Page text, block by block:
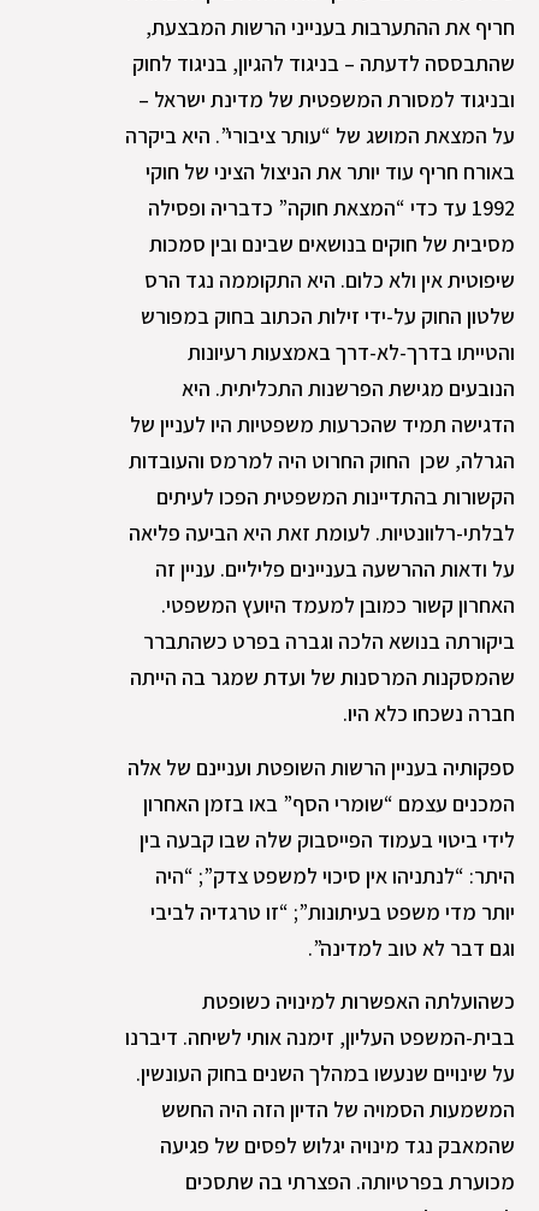
חריף את ההתערבות בענייני הרשות המבצעת,
שהתבססה לדעתה – בניגוד להגיון, בניגוד לחוק
ובניגוד למסורת המשפטית של מדינת ישראל –
על המצאת המושג של “עותר ציבורי”. היא ביקרה
באורח חריף עוד יותר את הניצול הציני של חוקי
1992 עד כדי “המצאת חוקה” כדבריה ופסילה
מסיבית של חוקים בנושאים שבינם ובין סמכות
שיפוטית אין ולא כלום. היא התקוממה נגד הרס
שלטון החוק על-ידי זילות הכתוב בחוק במפורש
והטייתו בדרך-לא-דרך באמצעות רעיונות
הנובעים מגישת הפרשנות התכליתית. היא
הדגישה תמיד שהכרעות משפטיות היו לעניין של
הגרלה, שכן החוק החרוט היה למרמס והעובדות
הקשורות בהתדיינות המשפטית הפכו לעיתים
לבלתי-רלוונטיות. לעומת זאת היא הביעה פליאה
על ודאות ההרשעה בעניינים פליליים. עניין זה
האחרון קשור כמובן למעמד היועץ המשפטי.
ביקורתה בנושא הלכה וגברה בפרט כשהתברר
שהמסקנות המרסנות של ועדת שמגר בה הייתה
חברה נשכחו כלא היו.
ספקותיה בעניין הרשות השופטת ועניינם של אלה
המכנים עצמם “שומרי הסף” באו בזמן האחרון
לידי ביטוי בעמוד הפייסבוק שלה שבו קבעה בין
היתר: “לנתניהו אין סיכוי למשפט צדק”; “היה
יותר מדי משפט בעיתונות”; “זו טרגדיה לביבי
וגם דבר לא טוב למדינה”.
כשהועלתה האפשרות למינויה כשופטת
בבית-המשפט העליון, זימנה אותי לשיחה. דיברנו
על שינויים שנעשו במהלך השנים בחוק העונשין.
המשמעות הסמויה של הדיון הזה היה החשש
שהמאבק נגד מינויה יגלוש לפסים של פגיעה
מכוערת בפרטיותה. הפצרתי בה שתסכים